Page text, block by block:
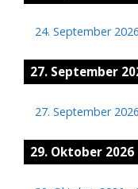
24. September 2026
27. September
27. September 2026
29. Oktober 2026